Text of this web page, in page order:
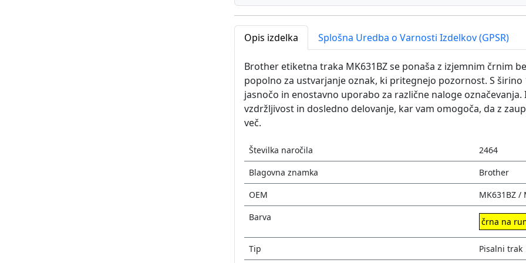
Opis izdelka Splošna Uredba o Varnosti Izdelkov (GPSR)
Brother etiketna traka MK631BZ se ponaša z izjemnim črnim
popolno za ustvarjanje oznak, ki pritegnejo pozornost. S
jasnočo in enostavno uporabo za različne naloge
vzdržljivost in dosledno delovanje, kar vam omogoča, da z
več.
Številka naročila
2464
Blagovna znamka
Brother
OEM
MK631BZ /
Barva
črna na
Tip Pisalni trak